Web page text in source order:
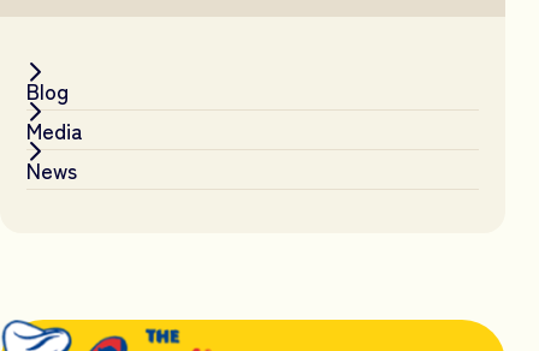
Blog
Media
News